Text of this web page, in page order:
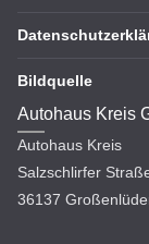
Bildquelle
Autohaus Kreis
Autohaus Kreis
Salzschlirfer
36137